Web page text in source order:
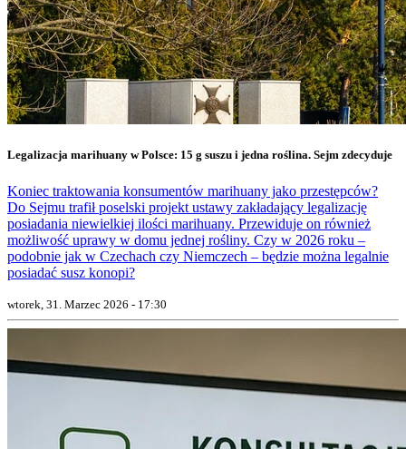
Legalizacja marihuany w Polsce: 15 g suszu i jedna roślina. Sejm zdecyduje
Koniec traktowania konsumentów marihuany jako przestępców?
Do Sejmu trafił poselski projekt ustawy zakładający legalizację
posiadania niewielkiej ilości marihuany. Przewiduje on również
możliwość uprawy w domu jednej rośliny. Czy w 2026 roku –
podobnie jak w Czechach czy Niemczech – będzie można legalnie
posiadać susz konopi?
wtorek, 31. Marzec 2026 - 17:30